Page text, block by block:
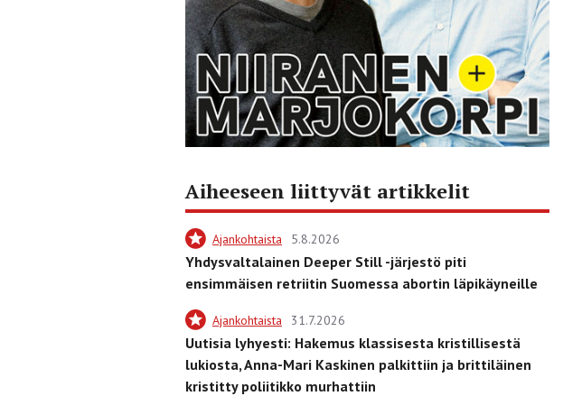
Aiheeseen liittyvät artikkelit
Ajankohtaista 5.8.2026
Yhdysvaltalainen Deeper Still -järjestö piti
ensimmäisen retriitin Suomessa abortin läpikäyneille
Ajankohtaista 31.7.2026
Uutisia lyhyesti: Hakemus klassisesta kristillisestä
lukiosta, Anna-Mari Kaskinen palkittiin ja brittiläinen
kristitty poliitikko murhattiin